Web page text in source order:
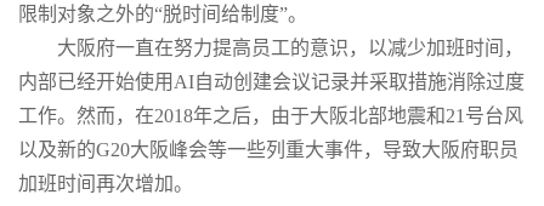
限制对象之外的“脱时间给制度”。
大阪府一直在努力提高员工的意识，以减少加班时间，
内部已经开始使用AI自动创建会议记录并采取措施消除过度
工作。然而，在2018年之后，由于大阪北部地震和21号台风
以及新的G20大阪峰会等一些列重大事件，导致大阪府职员
加班时间再次增加。